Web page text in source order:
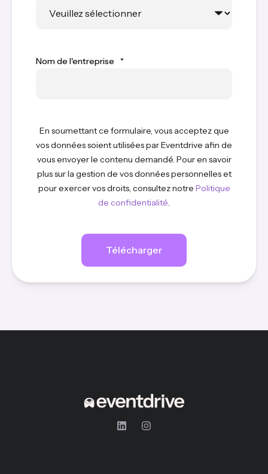
Nom de l'entreprise *
En soumettant ce formulaire, vous acceptez que
vos données soient utilisées par Eventdrive afin de
vous envoyer le contenu demandé. Pour en savoir
plus sur la gestion de vos données personnelles et
pour exercer vos droits, consultez notre Politique
de confidentialité.